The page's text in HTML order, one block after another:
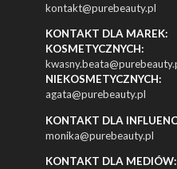
kontakt@purebeauty.pl
KONTAKT DLA MAREK:
KOSMETYCZNYCH:
NIEKOSMETYCZNYCH:
agata@purebeauty.pl
KONTAKT DLA
monika@purebeauty.pl
KONTAKT DLA MEDIÓW: